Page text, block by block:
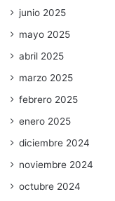
junio 2025
mayo 2025
abril 2025
marzo 2025
febrero 2025
enero 2025
diciembre 2024
noviembre 2024
octubre 2024